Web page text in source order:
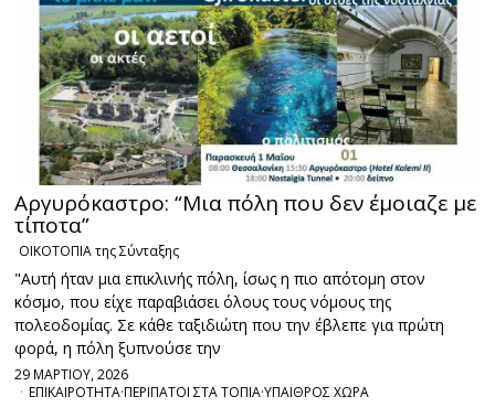
Αργυρόκαστρο: “Μια πόλη που δεν έμοιαζε με
τίποτα”
ΟΙΚΟΤΟΠΙΑ της Σύνταξης
"Αυτή ήταν μια επικλινής πόλη, ίσως η πιο απότομη στον
κόσμο, που είχε παραβιάσει όλους τους νόμους της
πολεοδομίας. Σε κάθε ταξιδιώτη που την έβλεπε για πρώτη
φορά, η πόλη ξυπνούσε την
29 ΜΑΡΤΙΟΥ, 2026
ΕΠΙΚΑΙΡΟΤΗΤΑ·ΠΕΡΙΠΑΤΟΙ ΣΤΑ ΤΟΠΙΑ·ΥΠΑΙΘΡΟΣ ΧΩΡΑ